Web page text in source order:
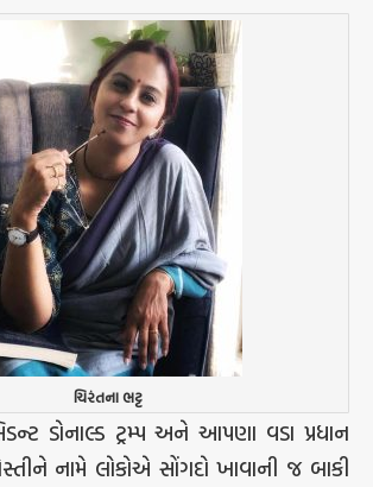
ચિરંતના ભટ્ટ
ડોનાલ્ડ ટ્રમ્પ અને આપણા વડા પ્રધાન
નામે લોકોએ સોંગદો ખાવાની જ બાકી